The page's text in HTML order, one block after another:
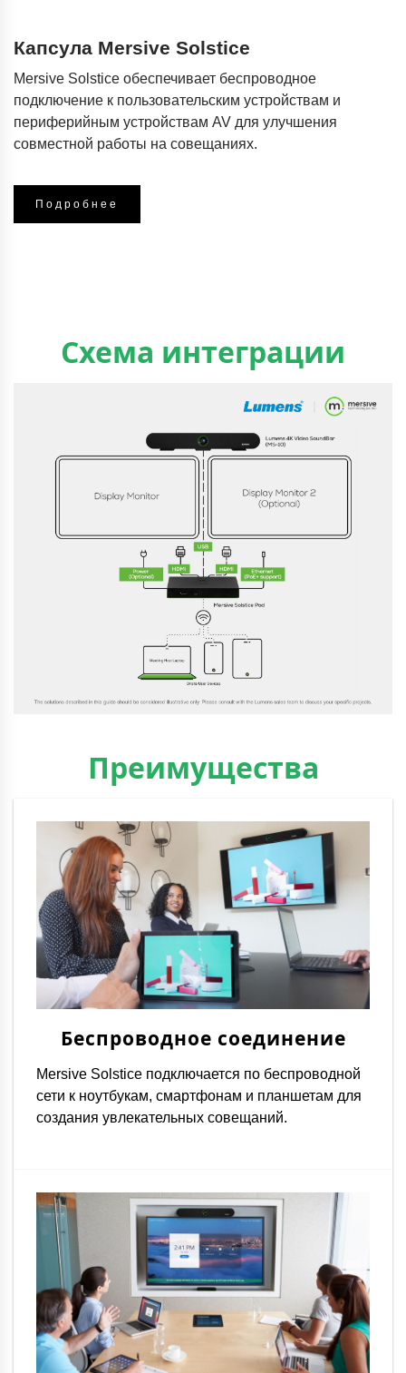
Капсула Mersive Solstice
Mersive Solstice обеспечивает беспроводное
подключение к пользовательским устройствам и
периферийным устройствам AV для улучшения
совместной работы на совещаниях.
Подробнее
Схема интеграции
Преимущества
Беспроводное соединение
Mersive Solstice подключается по беспроводной
сети к ноутбукам, смартфонам и планшетам для
создания увлекательных совещаний.